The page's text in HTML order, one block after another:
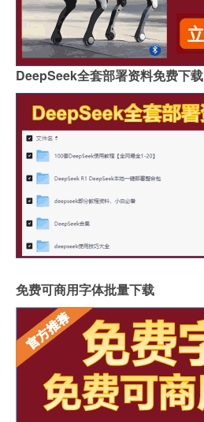
DeepSeek全套部署资料免费下载
免费可商用字体批量下载